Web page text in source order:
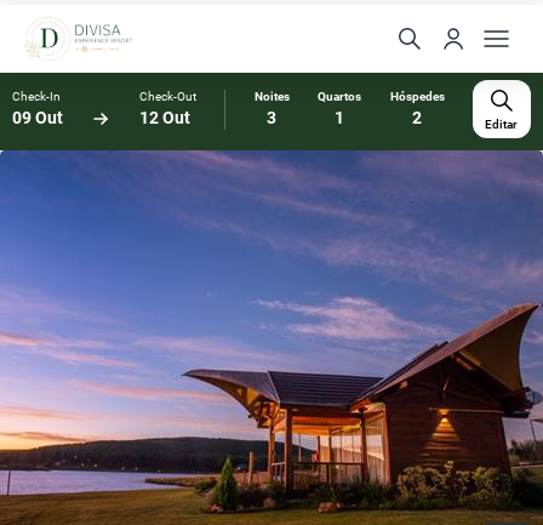
Check-In
09 Out
Check-Out
12 Out
Noites
3
Quartos
1
Hóspedes
2 Editar